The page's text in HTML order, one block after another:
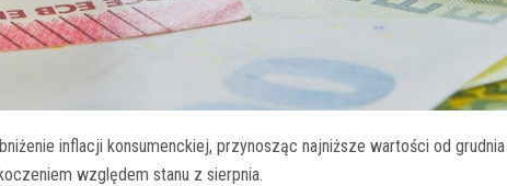
inflacji konsumenckiej, przynosząc najniższe wartości od grudnia
względem stanu z sierpnia.